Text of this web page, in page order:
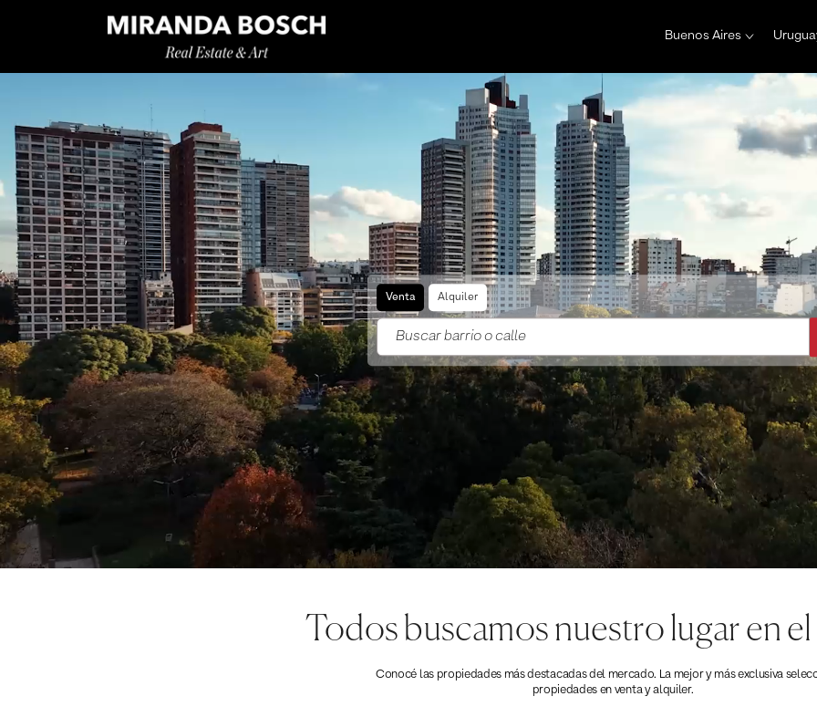
Buenos Aires
Venta Alquiler
Buscar barrio o calle
Todos buscamos nuestro lugar en
Conocé las propiedades más destacadas del mercado. La mejor y más exclusiva
propiedades en venta y alquiler.